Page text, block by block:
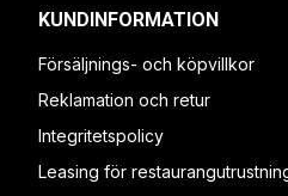
KUNDINFORMATION
Försäljnings- och köpvillkor
Reklamation och retur
Integritetspolicy
Leasing för